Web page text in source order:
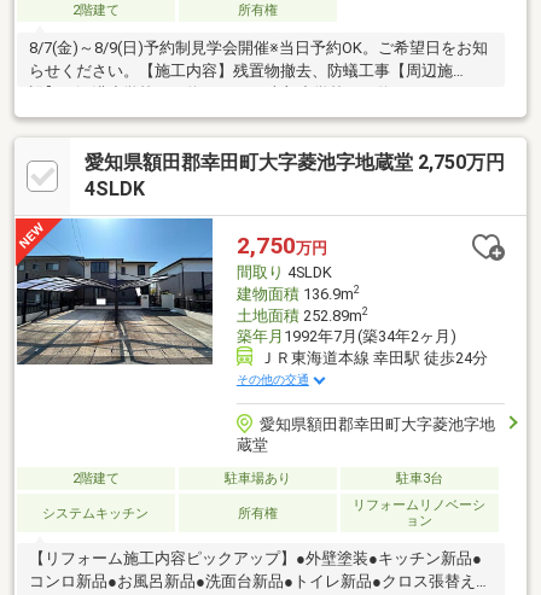
2階建て 所有権
8/7(金)～8/9(日)予約制見学会開催※当日予約OK。ご希望日をお知
らせください。【施工内容】残置物撤去、防蟻工事【周辺施
パーセンタートライアル幸田店まで約1390ｍ・ローソン幸田上天
白店まで約880ｍ・東海道本線三ヶ根駅まで約250ｍ
愛知県額田郡幸田町大字菱池字地蔵堂 2,750万円
4SLDK
2,750万円
間取り 4SLDK
建物面積136.9m2
土地面積252.89m2
築年月 1992年7月(築34年2ヶ月)
ＪＲ東海道本線 幸田駅 徒歩24分
その他の交通
愛知県額田郡幸田町大字菱池字地
蔵堂
2階建て 駐車場あり 駐車3台
システムキッチン 所有権
リフォームリノベーシ
ョン
【リフォーム施工内容ピックアップ】●外壁塗装●キッチン新品●
コンロ新品●お風呂新品●洗面台新品●トイレ新品●クロス張替え●